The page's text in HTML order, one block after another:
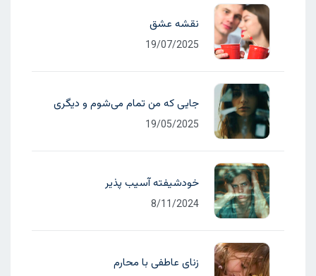
نقشه عشق
19/07/2025
جایی که من تمام می‌شوم و دیگری
19/05/2025
خودشیفته آسیب پذیر
8/11/2024
زنای عاطفی با محارم